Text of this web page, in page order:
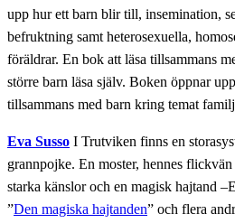
upp hur ett barn blir till, insemination,
befruktning samt heterosexuella,
föräldrar. En bok att läsa tillsammans
större barn läsa själv. Boken öppnar
tillsammans med barn kring temat
Eva Susso I Trutviken finns en
grannpojke. En moster, hennes
starka känslor och en magisk hajtand
”Den magiska hajtanden” och flera